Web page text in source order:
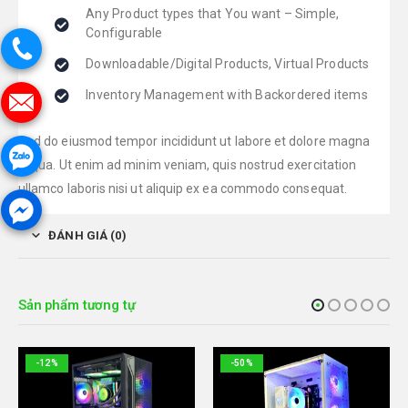
Any Product types that You want – Simple,
Configurable
Downloadable/Digital Products, Virtual Products
Inventory Management with Backordered items
Sed do eiusmod tempor incididunt ut labore et dolore magna
aliqua. Ut enim ad minim veniam, quis nostrud exercitation
ullamco laboris nisi ut aliquip ex ea commodo consequat.
ĐÁNH GIÁ (0)
Sản phẩm tương tự
-12% -50%